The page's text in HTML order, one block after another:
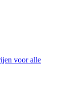
voor alle